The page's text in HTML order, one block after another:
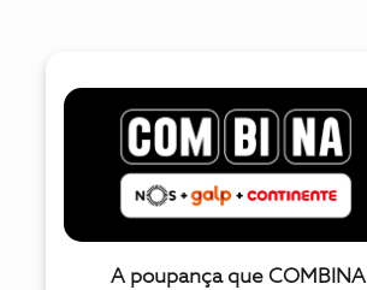
A poupança que COMBINA